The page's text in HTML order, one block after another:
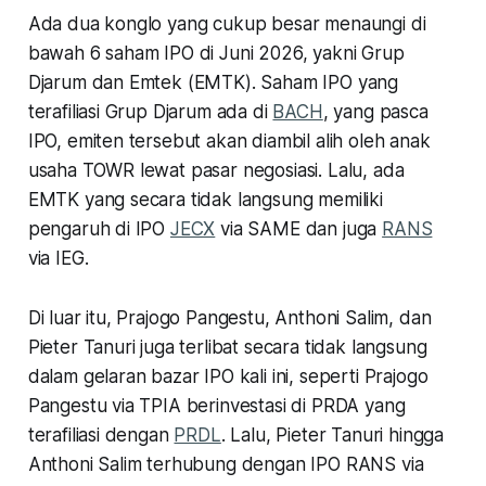
Ada dua konglo yang cukup besar menaungi di
bawah 6 saham IPO di Juni 2026, yakni Grup
Djarum dan Emtek (EMTK). Saham IPO yang
terafiliasi Grup Djarum ada di BACH , yang pasca
IPO, emiten tersebut akan diambil alih oleh anak
usaha TOWR lewat pasar negosiasi. Lalu, ada
EMTK yang secara tidak langsung memiliki
pengaruh di IPO JECX via SAME dan juga RANS
via IEG.
Di luar itu, Prajogo Pangestu, Anthoni Salim, dan
Pieter Tanuri juga terlibat secara tidak langsung
dalam gelaran bazar IPO kali ini, seperti Prajogo
Pangestu via TPIA berinvestasi di PRDA yang
terafiliasi dengan PRDL. Lalu, Pieter Tanuri hingga
Anthoni Salim terhubung dengan IPO RANS via